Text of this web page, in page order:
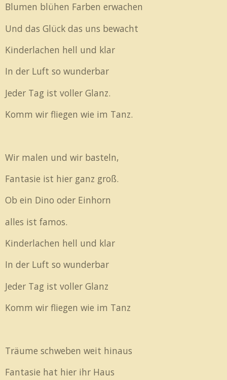
Blumen blühen Farben erwachen
Und das Glück das uns bewacht
Kinderlachen hell und klar
In der Luft so wunderbar
Jeder Tag ist voller Glanz.
Komm wir fliegen wie im Tanz.
Wir malen und wir basteln,
Fantasie ist hier ganz groß.
Ob ein Dino oder Einhorn
alles ist famos.
Kinderlachen hell und klar
In der Luft so wunderbar
Jeder Tag ist voller Glanz
Komm wir fliegen wie im Tanz
Träume schweben weit hinaus
Fantasie hat hier ihr Haus